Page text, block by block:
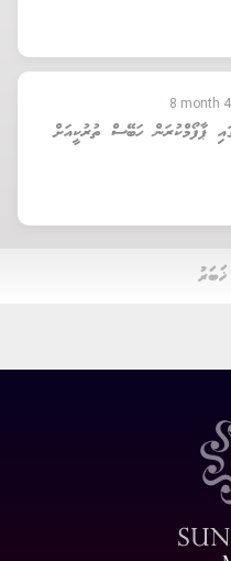
8 month
ޕާފޯމްކުރަން ހަބޭސް ތުރުކީއަށް